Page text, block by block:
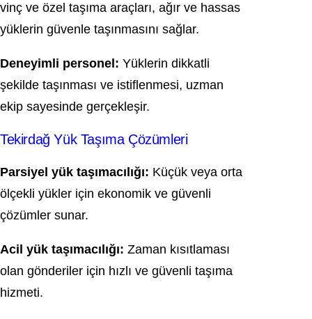
vinç ve özel taşıma araçları, ağır ve hassas
yüklerin güvenle taşınmasını sağlar.
Deneyimli personel: Yüklerin dikkatli
şekilde taşınması ve istiflenmesi, uzman
ekip sayesinde gerçekleşir.
Tekirdağ Yük Taşıma Çözümleri
Parsiyel yük taşımacılığı: Küçük veya orta
ölçekli yükler için ekonomik ve güvenli
çözümler sunar.
Acil yük taşımacılığı: Zaman kısıtlaması
olan gönderiler için hızlı ve güvenli taşıma
hizmeti.